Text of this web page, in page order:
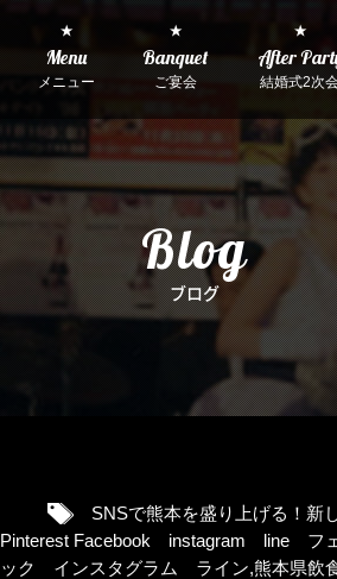
★
Menu
メニュー
★
Banquet
ご宴会
★
After
結婚式2次
Blog
ブログ
SNSで熊本を盛り上げる！新
Pinterest Facebook instagram line フ
ック インスタグラム ライン,熊本県飲